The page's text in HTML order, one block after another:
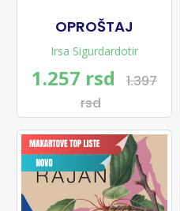
OPROŠTAJ
Irsa Sigurdardotir
1.257 rsd
1.397
rsd